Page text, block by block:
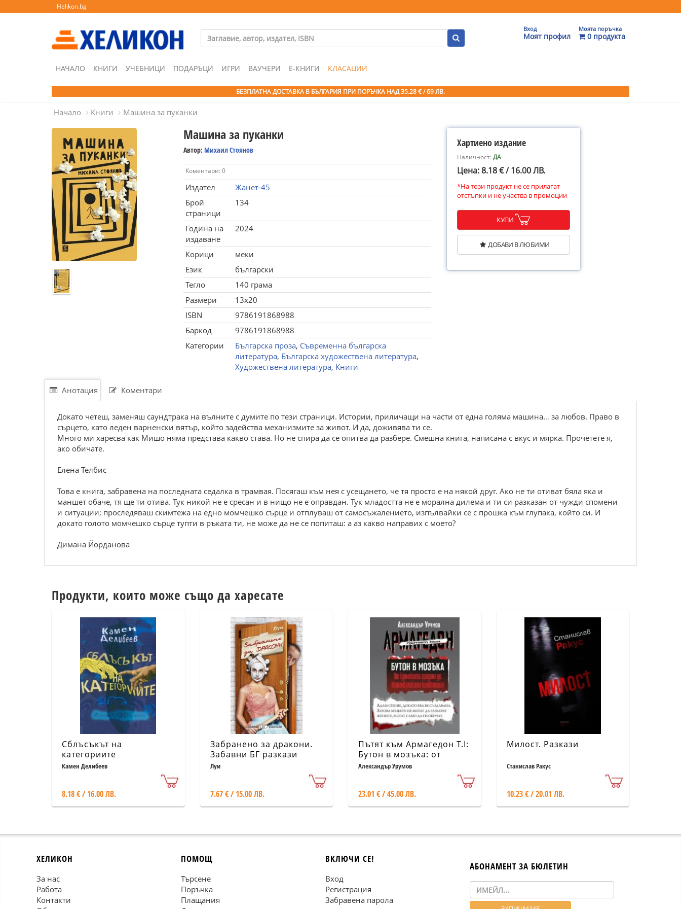
Helikon.bg
Вход
Моят профил
Моята поръчка
0 продукта
НАЧАЛО КНИГИ УЧЕБНИЦИ ПОДАРЪЦИ ИГРИ ВАУЧЕРИ Е-КНИГИ КЛАСАЦИИ
БЕЗПЛАТНА ДОСТАВКА В БЪЛГАРИЯ ПРИ ПОРЪЧКА НАД 35.28 € / 69 ЛВ.
Начало Книги Машина за пуканки
Машина за пуканки
Автор: Михаил Стоянов
Коментари: 0
Издател
Жанет-45
Брой
страници
134
Година на
издаване
2024
Корици
меки
Език
български
Тегло
140 грама
Размери
13x20
ISBN
9786191868988
Баркод
9786191868988
Категории
Българска проза, Съвременна българска
литература, Българска художествена литература,
Художествена литература, Книги
Хартиено издание
Наличност:ДА
Цена: 8.18 € / 16.00 ЛВ.
*На този продукт не се прилагат
отстъпки и не участва в промоции
КУПИ
ДОБАВИ В ЛЮБИМИ
Анотация Коментари
Докато четеш, заменяш саундтрака на вълните с думите по тези страници. Истории, приличащи на части от една голяма машина… за любов. Право в
сърцето, като леден варненски вятър, който задейства механизмите за живот. И да, доживява ти се.
Много ми харесва как Мишо няма представа какво става. Но не спира да се опитва да разбере. Смешна книга, написана с вкус и мярка. Прочетете я,
ако обичате.
Елена Телбис
Това е книга, забравена на последната седалка в трамвая. Посягаш към нея с усещането, че тя просто е на някой друг. Ако не ти отиват бяла яка и
маншет обаче, тя ще ти отива. Тук никой не е сресан и в нищо не е оправдан. Тук младостта не е морална дилема и ти си разказан от чужди спомени
и ситуации; проследяваш скимтежа на едно момчешко сърце и отплуваш от самосъжалението, изпълвайки се с прошка към глупака, който си. И
докато голото момчешко сърце тупти в ръката ти, не може да не се попиташ: а аз какво направих с моето?
Димана Йорданова
Продукти, които може също да харесате
Сблъсъкът на
категориите
Камен Делибеев
8.18 € / 16.00 ЛВ.
Забранено за дракони.
Забавни БГ разкази
Луи
7.67 € / 15.00 ЛВ.
Пътят към Армагедон Т.I:
Бутон в мозъка: от
Едемската градина до
Александър Урумов
23.01 € / 45.00 ЛВ.
Милост. Разкази
Станислав Ракус
10.23 € / 20.01 ЛВ.
ХЕЛИКОН
За нас
Работа
Контакти
ПОМОЩ
Търсене
Поръчка
Плащания
ВКЛЮЧИ СЕ!
Вход
Регистрация
Забравена парола
АБОНАМЕНТ ЗА БЮЛЕТИН